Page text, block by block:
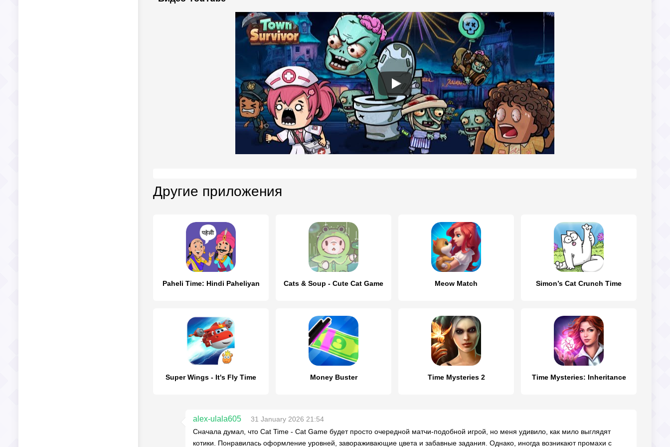
Другие приложения
Paheli Time: Hindi Paheliyan Cats & Soup - Cute Cat Game Meow Match Simon’s Cat Crunch Time
Super Wings - It's Fly Time Money Buster Time Mysteries 2 Time Mysteries: Inheritance
alex-ulala605
31 January 2026 21:54
Сначала думал, что Cat Time - Cat Game будет просто очередной матчи-подобной игрой, но меня удивило, как мило выглядят
котики. Понравилась оформление уровней, завораживающие цвета и забавные задания. Однако, иногда возникают промахи с